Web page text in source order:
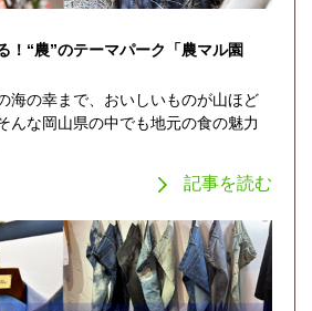
！“農”のテーマパーク「農マル園
海の幸まで、おいしいものが山ほど
んな岡山県の中でも地元の食の魅力
記事を読む